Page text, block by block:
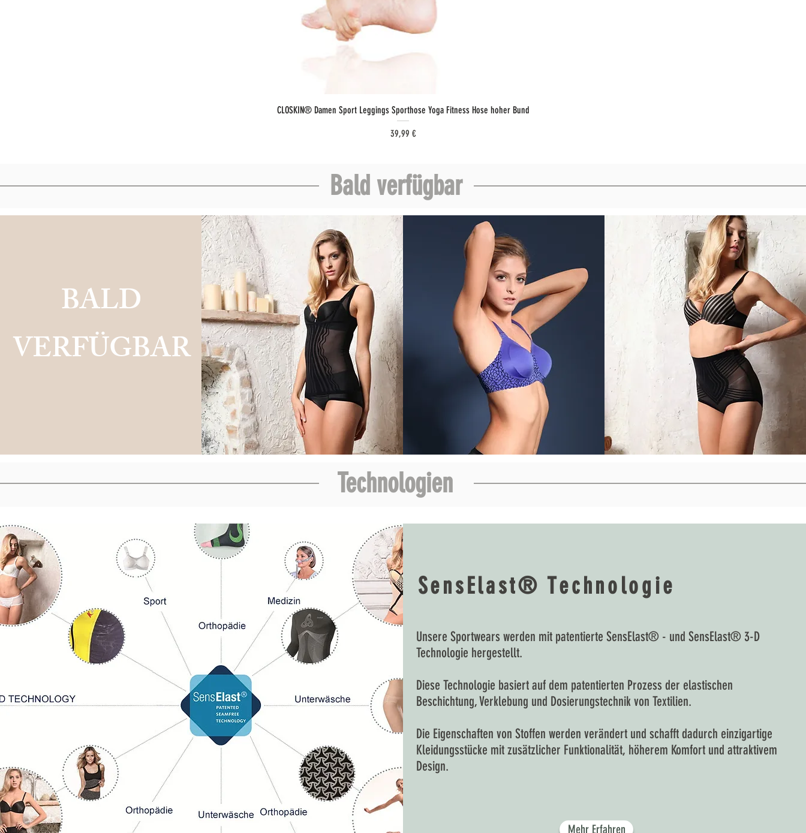
Schnellansicht
CLOSKIN® Damen Sport Leggings Sporthose Yoga Fitness Hose hoher Bund
Preis
39,99 €
Bald verfügbar
BALD
VERFÜGBAR
Technologien
SensElast® Technologie
Unsere Sportwears werden mit patentierte SensElast® - und SensElast® 3-D
Technologie hergestellt.
Diese Technologie basiert auf dem patentierten Prozess der elastischen
Beschichtung, Verklebung und Dosierungstechnik von Textilien.
Die Eigenschaften von Stoffen werden verändert und schafft dadurch einzigartige
Kleidungsstücke mit zusätzlicher Funktionalität, höherem Komfort und attraktivem
Design.
Mehr Erfahren